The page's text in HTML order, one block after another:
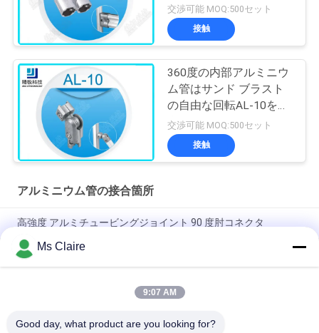
交渉可能 MOQ:500セット
接触
360度の内部アルミニウ
ム管はサンド ブラスト
の自由な回転AL-10を接
合します
交渉可能 MOQ:500セット
接触
アルミニウム管の接合箇所
高強度 アルミチュービングジョイント 90 度肘コネクタ
ISO9001 認定 鋳造 溶解 銀 アルミ 管 合体 軽管 システム 工業 作
業 ステーション
90度 女性参加 アルミパイプ 共同 チュービングラックシステム
Ms Claire
9:07 AM
Good day, what product are you looking for?